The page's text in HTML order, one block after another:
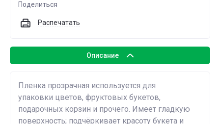
Поделиться
Распечатать
Описание
Пленка прозрачная используется для
упаковки цветов, фруктовых букетов,
подарочных корзин и прочего. Имеет гладкую
поверхность; подчёркивает красоту букета и